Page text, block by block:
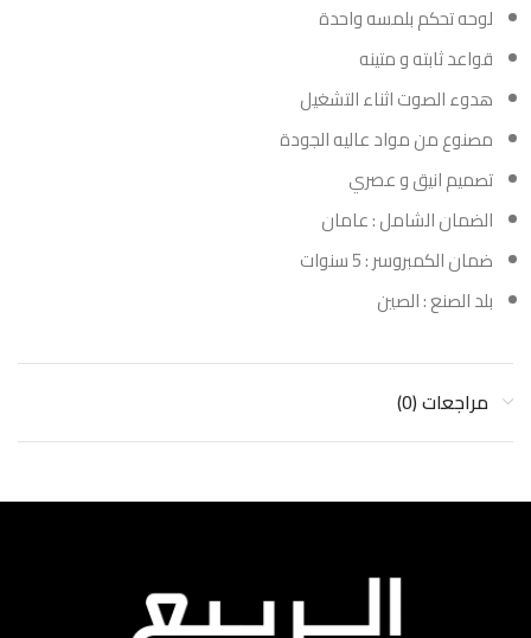
لوحه تحكم بلمسه واحدة
قواعد ثابته و متينه
هدوء الصوت اثناء التشغيل
مصنوع من مواد عاليه الجودة
تصميم انيق و عصري
الضمان الشامل : عامان
ضمان الكمبروسر : 5 سنوات
بلد الصنع : الصين
مراجعات (0)